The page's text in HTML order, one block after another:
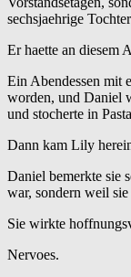
sechsjaehrige
Er haette an diesem
Ein Abendessen mit
worden, und Daniel
und stocherte in
Dann kam Lily
Daniel bemerkte sie
war, sondern weil
Sie wirkte
Nervoes.